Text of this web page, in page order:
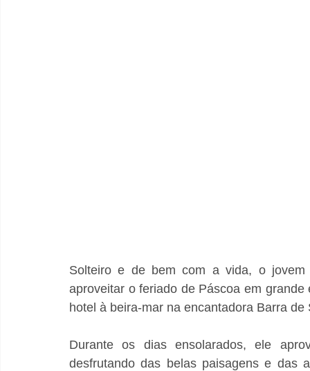
Solteiro e de bem com a vida, o jovem
aproveitar o feriado de Páscoa em
hotel à beira-mar na encantadora Barra de
Durante os dias ensolarados, ele
desfrutando das belas paisagens e das